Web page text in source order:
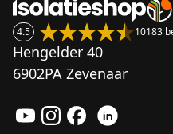
4.5 10183
Hengelder 40
6902PA Zevenaar